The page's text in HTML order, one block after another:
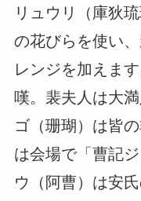
リュウリ（庫狄
の花びらを使い
レンジを加えま
嘆。裴夫人は大
ゴ（珊瑚）は皆
は会場で「曹記
ウ（阿曹）は安